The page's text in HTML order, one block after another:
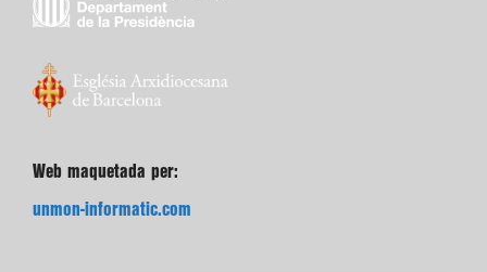
Web maquetada per:
unmon-informatic.com